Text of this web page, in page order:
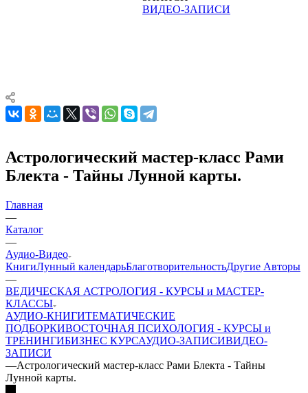
ВИДЕО-ЗАПИСИ
Астрологический мастер-класс Рами
Блекта - Тайны Лунной карты.
Главная
—
Каталог
—
Аудио-Видео
КнигиЛунный календарьБлаготворительностьДругие Aвторы
—
ВЕДИЧЕСКАЯ АСТРОЛОГИЯ - КУРСЫ и МАСТЕР-
КЛАССЫ
АУДИО-КНИГИТЕМАТИЧЕСКИЕ
ПОДБОРКИВОСТОЧНАЯ ПСИХОЛОГИЯ - КУРСЫ и
ТРЕНИНГИБИЗНЕС КУРСАУДИО-ЗАПИСИВИДЕО-
ЗАПИСИ
—Астрологический мастер-класс Рами Блекта - Тайны
Лунной карты.